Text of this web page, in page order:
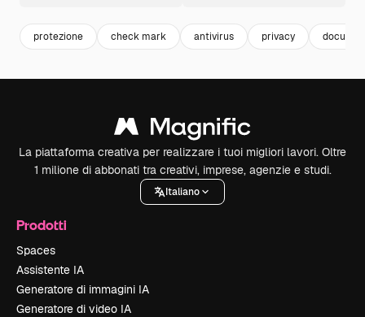
protezione check mark antivirus privacy
La piattaforma creativa per realizzare i tuoi migliori lavori. Oltre
1 milione di abbonati tra creativi, imprese, agenzie e studi.
Italiano
Prodotti
Spaces
Assistente IA
Generatore di immagini IA
Generatore di video IA